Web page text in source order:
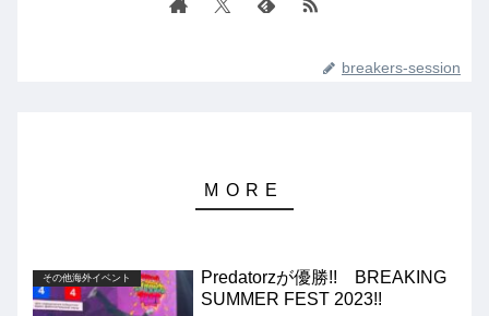
breakers-session
その他海外イベント
Predatorzが優勝!! BREAKING
SUMMER FEST 2023!!